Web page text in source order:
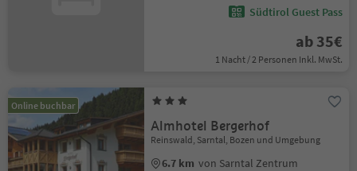
Südtirol Guest Pass
ab 35€
1 Nacht / 2 Personen Inkl. MwSt.
Online buchbar
Almhotel Bergerhof
Reinswald, Sarntal, Bozen und Umgebung
6.7 km von Sarntal Zentrum